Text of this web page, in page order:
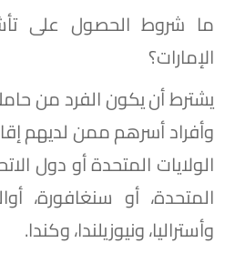
ما شروط الحصول على
الإمارات؟
يشترط أن يكون الفرد من
وأفراد أسرهم ممن لديهم
الولايات المتحدة أو دول
المتحدة، أو سنغافورة،
وأستراليا، ونيوزيلندا، وكندا.